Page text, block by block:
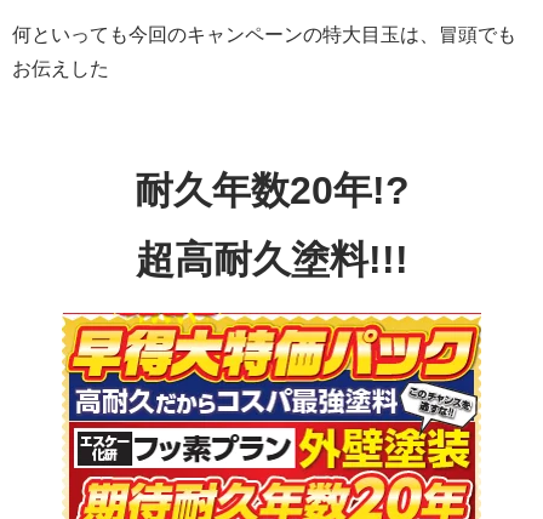
何といっても今回のキャンペーンの特大目玉は、冒頭でも
お伝えした
耐久年数20年!?
超高耐久塗料!!!